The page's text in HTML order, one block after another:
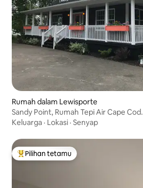
Rumah dalam Lewisporte
Sandy Point, Rumah Tepi Air Cape Cod.
Keluarga · Lokasi · Senyap
Pilihan utama tetamu
Pilihan tetamu